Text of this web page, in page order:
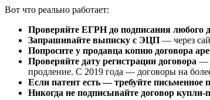
Вот что реально работает:
Проверяйте ЕГРН до подписания любого
Запрашивайте выписку с ЭЦП — через
Попросите у продавца копию договора
Проверяйте дату регистрации договора —
продление. С 2019 года — договоры на
Если патент есть — требуйте письменное
Никогда не подписывайте договор